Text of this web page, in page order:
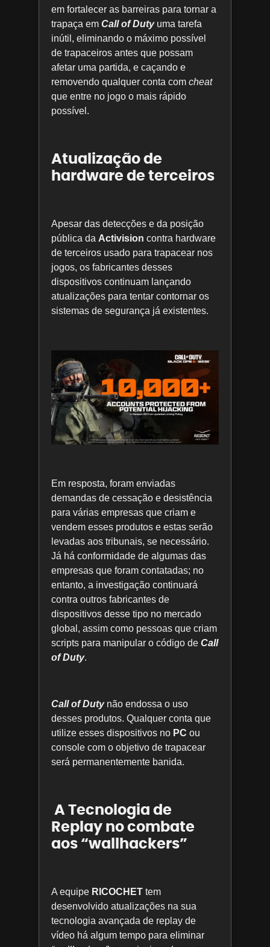
em fortalecer as barreiras para tornar a
trapaça em Call of Dutyuma tarefa
inútil, eliminando o máximo possível
de trapaceiros antes que possam
afetar uma partida, e caçando e
removendo qualquer conta com cheat
que entre no jogo o mais rápido
possível.
Atualização de
hardware de terceiros
Apesar das detecções e da posição
pública da Activision contra hardware
de terceiros usado para trapacear nos
jogos, os fabricantes desses
dispositivos continuam lançando
atualizações para tentar contornar os
sistemas de segurança já existentes.
Em resposta, foram enviadas
demandas de cessação e desistência
para várias empresas que criam e
vendem esses produtos e estas serão
levadas aos tribunais, se necessário.
Já há conformidade de algumas das
empresas que foram contatadas; no
entanto, a investigação continuará
contra outros fabricantes de
dispositivos desse tipo no mercado
global, assim como pessoas que criam
scripts para manipular o código de Call
of Duty.
Call of Duty não endossa o uso
desses produtos. Qualquer conta que
utilize esses dispositivos no PC ou
console com o objetivo de trapacear
será permanentemente banida.
A Tecnologia de
Replay no combate
aos “wallhackers”
A equipe RICOCHET tem
desenvolvido atualizações na sua
tecnologia avançada de replay de
vídeo há algum tempo para eliminar